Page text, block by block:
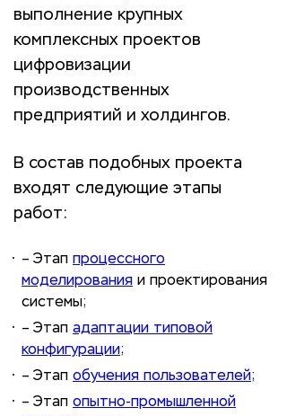
выполнение крупных
комплексных проектов
цифровизации
производственных
предприятий и холдингов.
В состав подобных проекта
входят следующие этапы
работ:
– Этап процессного
моделирования и проектирования
системы;
– Этап адаптации типовой
конфигурации;
– Этап обучения пользователей;
– Этап опытно-промышленной